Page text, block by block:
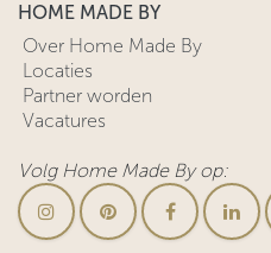
HOME MADE BY
Over Home Made By
Locaties
Partner worden
Vacatures
Volg Home Made By op: